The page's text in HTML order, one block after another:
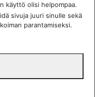
rights
English
käyttö olisi helpompaa.
sivuja juuri sinulle sekä
parantamiseksi.